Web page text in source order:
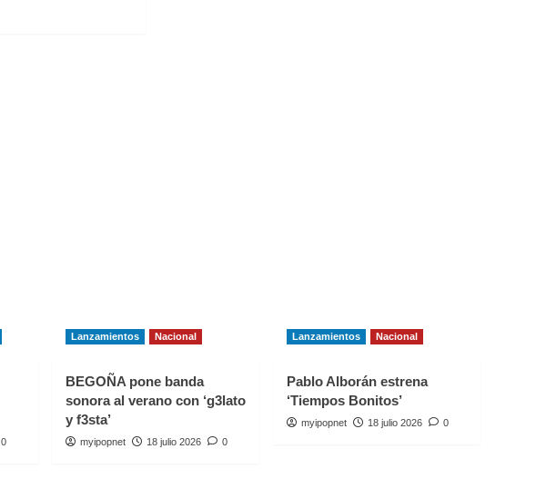
0
Lanzamientos Nacional
BEGOÑA pone banda
sonora al verano con ‘g3lato
y f3sta’
myipopnet 18 julio 2026 0
Lanzamientos Nacional
Pablo Alborán estrena
‘Tiempos Bonitos’
myipopnet 18 julio 2026 0